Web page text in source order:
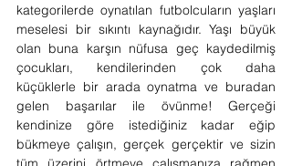
kategorilerde oynatılan futbolcuların yaşları
meselesi bir sıkıntı kaynağıdır. Yaşı büyük
olan buna karşın nüfusa geç kaydedilmiş
çocukları, kendilerinden çok daha
küçüklerle bir arada oynatma ve buradan
gelen başarılar ile övünme! Gerçeği
kendinize göre istediğiniz kadar eğip
bükmeye çalışın, gerçek gerçektir ve sizin